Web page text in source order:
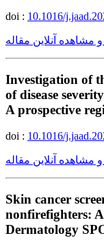
doi : 10.1016/
مشاهده آنلاین مقاله
Investigation of
of disease
A prospective
doi : 10.1016/
مشاهده آنلاین مقاله
Skin cancer
nonfirefighters:
Dermatology